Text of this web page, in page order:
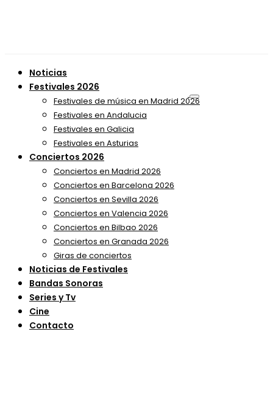
Noticias
Festivales 2026
Festivales de música en Madrid 2026
Festivales en Andalucia
Festivales en Galicia
Festivales en Asturias
Conciertos 2026
Conciertos en Madrid 2026
Conciertos en Barcelona 2026
Conciertos en Sevilla 2026
Conciertos en Valencia 2026
Conciertos en Bilbao 2026
Conciertos en Granada 2026
Giras de conciertos
Noticias de Festivales
Bandas Sonoras
Series y Tv
Cine
Contacto